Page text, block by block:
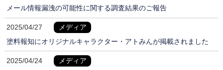
メール情報漏洩の可能性に関する調査結果のご報告
2025/04/27
メディア
塗料報知にオリジナルキャラクター・アトみんが掲載されました
2025/04/24
メディア